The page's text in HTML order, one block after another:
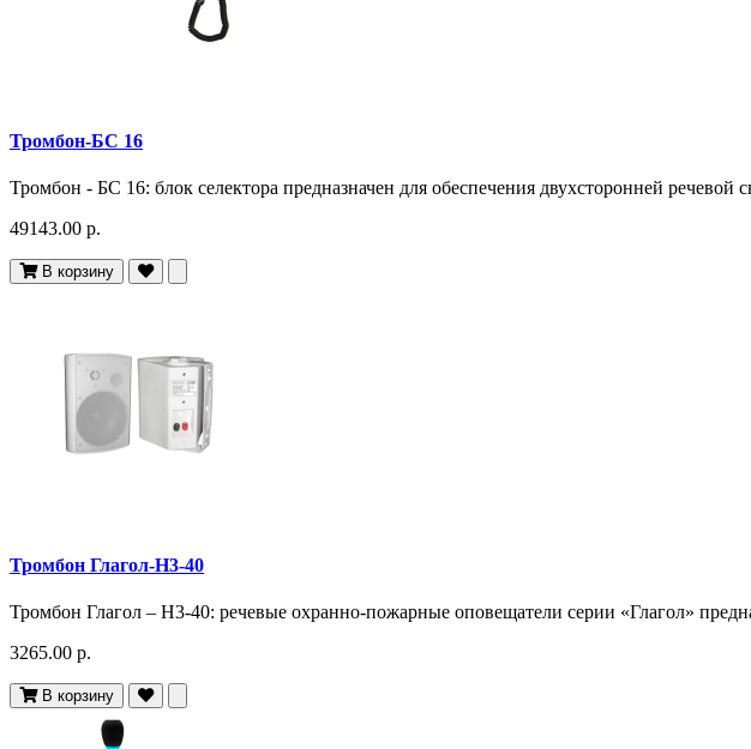
Тромбон-БС 16
Тромбон - БС 16: блок селектора предназначен для обеспечения двухсторонней речевой
49143.00 р.
В корзину
Тромбон Глагол-Н3-40
Тромбон Глагол – Н3-40: речевые охранно-пожарные оповещатели серии «Глагол»
3265.00 р.
В корзину